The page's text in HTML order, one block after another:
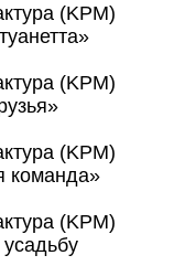
(KPM)
(KPM)
(KPM)
команда»
(KPM)